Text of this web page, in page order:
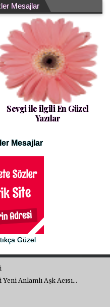
Mesajlar
Sevgi ile ilgili En Güzel
Yazılar
Mesajlar
Güzel
Anlamlı Aşk Acısı…